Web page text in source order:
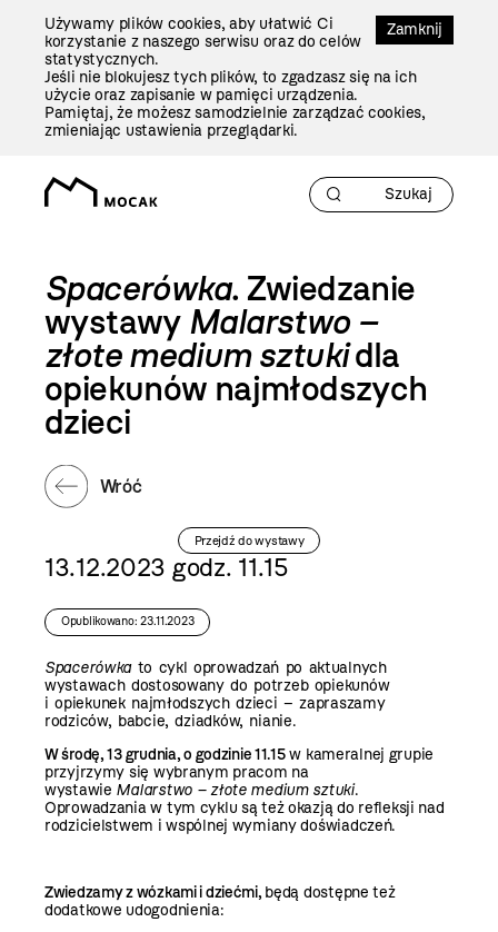
Zamknij
Używamy plików cookies, aby ułatwić Ci
korzystanie z naszego serwisu oraz do celów
statystycznych.
Jeśli nie blokujesz tych plików, to zgadzasz się na ich
użycie oraz zapisanie w pamięci urządzenia.
Pamiętaj, że możesz samodzielnie zarządzać cookies,
zmieniając ustawienia przeglądarki.
Spacerówka. Zwiedzanie
wystawy Malarstwo –
złote medium sztukidla
opiekunów najmłodszych
dzieci
Wróć
Przejdź do wystawy
13.12.2023 godz. 11.15
Opublikowano: 23.11.2023
Spacerówkato cykl oprowadzań po aktualnych
wystawach dostosowany do potrzeb opiekunów
i opiekunek najmłodszych dzieci – zapraszamy
rodziców, babcie, dziadków, nianie.
W środę, 13 grudnia, o godzinie 11.15w kameralnej grupie
przyjrzymy się wybranym pracom na
wystawie Malarstwo – złote medium sztuki.
Oprowadzania w tym cyklu są też okazją do refleksji nad
rodzicielstwem i wspólnej wymiany doświadczeń.
Zwiedzamy z wózkami i dziećmi, będą dostępne też
dodatkowe udogodnienia: